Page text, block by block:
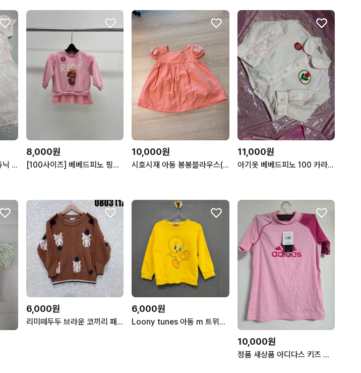
메조피아노 핑크레이스 튜닉 110
8,000원
[100사이즈] 베베드피노 핑크 여아 레이스 맨투맨
10,000원
시호시재 아동 봉봉블라우스(사이즈s)
11,000원
아기옷 베베드피노 100 카라셔츠
6,000원
리미떼두두 브라운 코끼리 패턴 니트
6,000원
Loony tunes 아동 m 트위티 맨투맨 옐로우 BO2809
10,000원
정품 새상품 아디다스 키즈 반팔 래쉬가드 핑크 150